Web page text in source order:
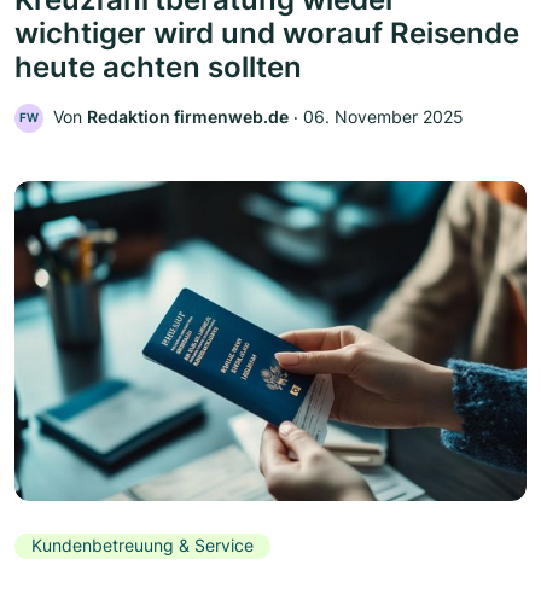
wichtiger wird und worauf Reisende
heute achten sollten
FW Von Redaktion firmenweb.de ‧ 06. November 2025
Kundenbetreuung & Service